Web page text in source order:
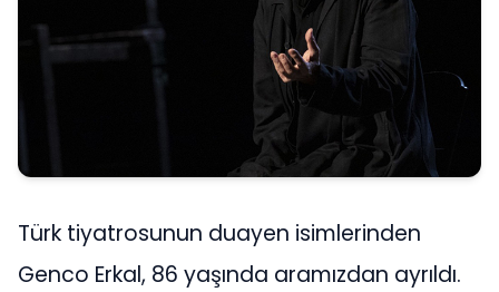
Türk tiyatrosunun duayen isimlerinden
Genco Erkal, 86 yaşında aramızdan ayrıldı.